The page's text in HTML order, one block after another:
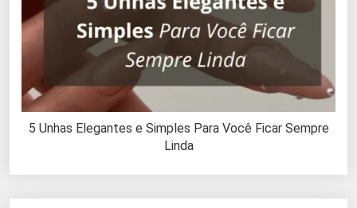
5 Unhas Elegantes e Simples Para Você Ficar Sempre
Linda